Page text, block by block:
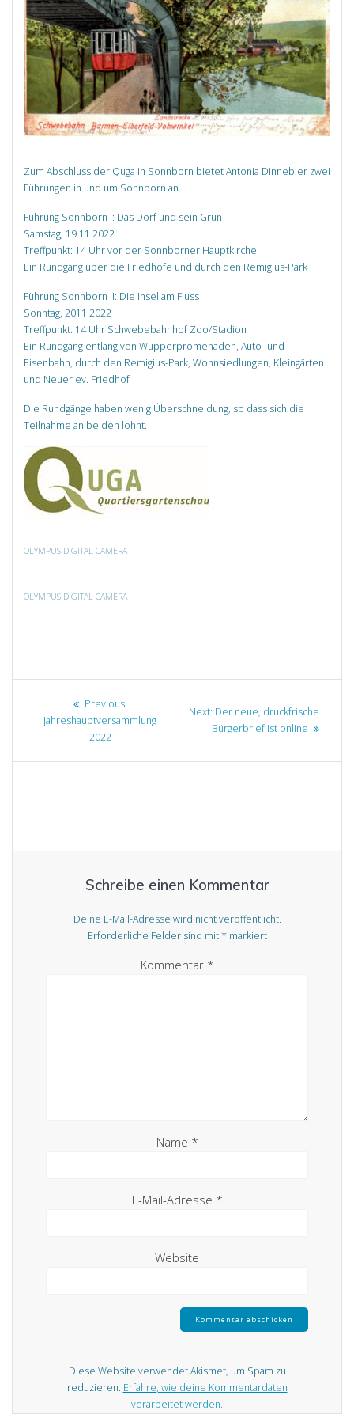
Zum Abschluss der Quga in Sonnborn bietet Antonia Dinnebier zwei
Führungen in und um Sonnborn an.
Führung Sonnborn I: Das Dorf und sein Grün
Samstag, 19.11.2022
Treffpunkt: 14 Uhr vor der Sonnborner Hauptkirche
Ein Rundgang über die Friedhöfe und durch den Remigius-Park
Führung Sonnborn II: Die Insel am Fluss
Sonntag, 2011.2022
Treffpunkt: 14 Uhr Schwebebahnhof Zoo/Stadion
Ein Rundgang entlang von Wupperpromenaden, Auto- und
Eisenbahn, durch den Remigius-Park, Wohnsiedlungen, Kleingärten
und Neuer ev. Friedhof
Die Rundgänge haben wenig Überschneidung, so dass sich die
Teilnahme an beiden lohnt.
OLYMPUS DIGITAL CAMERA
OLYMPUS DIGITAL CAMERA
Beitragsnavigation
Previous:Previous
post:
Jahreshauptversammlung
2022
Next: Next
post:
Der neue, druckfrische
Bürgerbrief ist online
Schreibe einen Kommentar
Deine E-Mail-Adresse wird nicht veröffentlicht.
Erforderliche Felder sind mit*markiert
Kommentar *
Name *
E-Mail-Adresse *
Website
Diese Website verwendet Akismet, um Spam zu
reduzieren. Erfahre, wie deine Kommentardaten
verarbeitet werden.